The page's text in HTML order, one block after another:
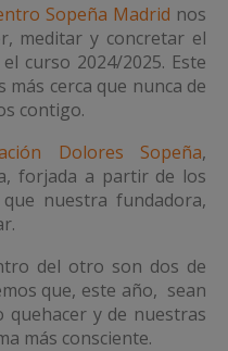
Sopeña Madrid nos
meditar y concretar el
curso 2024/2025. Este
cerca que nunca de
contigo.
Dolores Sopeña,
forjada a partir de los
nuestra fundadora,
del otro son dos de
que, este año, sean
y de nuestras
más consciente.